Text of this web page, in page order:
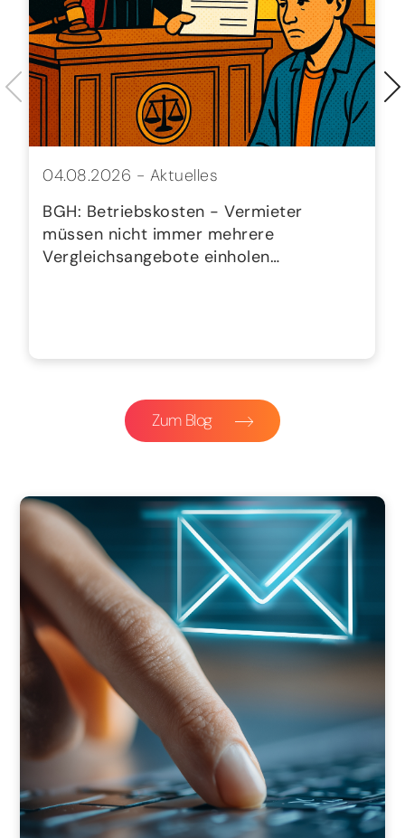
04.08.2026 - Aktuelles
BGH: Betriebskosten - Vermieter
müssen nicht immer mehrere
Vergleichsangebote einholen…
Zum Blog